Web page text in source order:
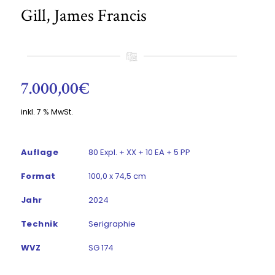
Gill, James Francis
7.000,00€
inkl. 7 % MwSt.
Auflage 80 Expl. + XX + 10 EA + 5 PP
Format 100,0 x 74,5 cm
Jahr 2024
Technik Serigraphie
WVZ SG 174